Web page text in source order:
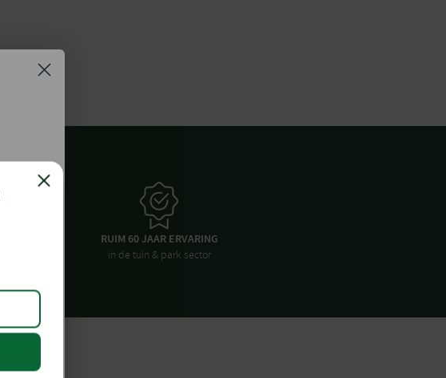
RUIM 60 JAAR ERVARING
in de tuin & park sector
Close